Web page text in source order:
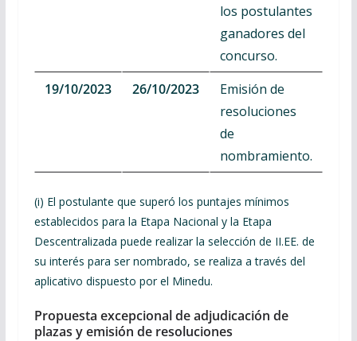
los postulantes
ganadores del
concurso.
19/10/2023
26/10/2023
Emisión de
resoluciones
de
nombramiento.
(i) El postulante que superó los puntajes mínimos
establecidos para la Etapa Nacional y la Etapa
Descentralizada puede realizar la selección de II.EE. de
su interés para ser nombrado, se realiza a través del
aplicativo dispuesto por el Minedu.
Propuesta excepcional de adjudicación de
plazas y emisión de resoluciones